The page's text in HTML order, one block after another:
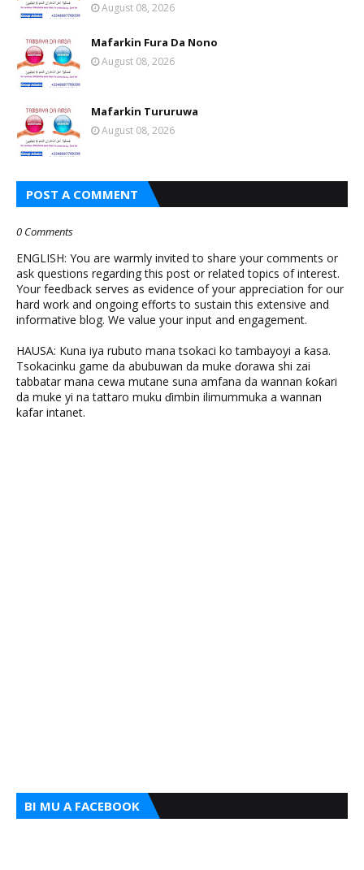
August 08, 2026
Mafarkin Fura Da Nono
August 08, 2026
Mafarkin Tururuwa
August 08, 2026
POST A COMMENT
0 Comments
ENGLISH: You are warmly invited to share your comments or
ask questions regarding this post or related topics of interest.
Your feedback serves as evidence of your appreciation for our
hard work and ongoing efforts to sustain this extensive and
informative blog. We value your input and engagement.
HAUSA: Kuna iya rubuto mana tsokaci ko tambayoyi a ƙasa.
Tsokacinku game da abubuwan da muke ɗorawa shi zai
tabbatar mana cewa mutane suna amfana da wannan ƙoƙari
da muke yi na tattaro muku ɗimbin ilimummuka a wannan
kafar intanet.
BI MU A FACEBOOK